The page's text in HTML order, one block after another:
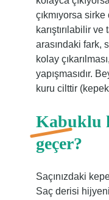
çıkmıyorsa
karıştırılabilir
arasındaki fark,
kolay
yapışmasıdır.
kuru cilttir
Kabuklu
geçer?
Saçınızdaki
Saç derisi